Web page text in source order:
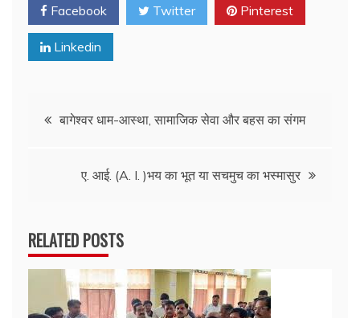
Facebook Twitter Pinterest
Linkedin
Postबागेश्वर धाम-आस्था, सामाजिक सेवा और बहस का संगम
ए. आई. (A. I. )भय का भूत या सचमुच का भस्मासुर
RELATED POSTS